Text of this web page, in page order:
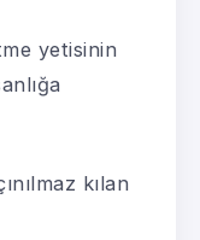
yetisinin
kılan